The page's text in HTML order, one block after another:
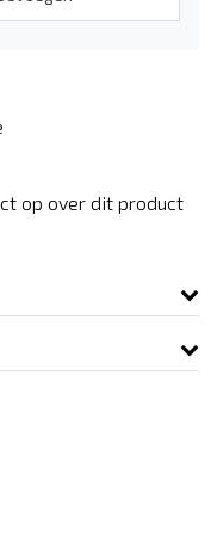
op over dit product